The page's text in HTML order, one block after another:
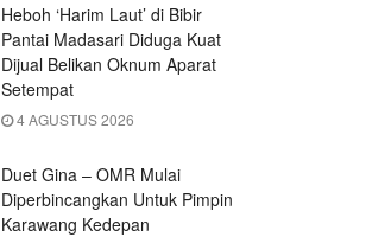
Heboh ‘Harim Laut’ di Bibir
Pantai Madasari Diduga Kuat
Dijual Belikan Oknum Aparat
Setempat
4 AGUSTUS 2026
Duet Gina – OMR Mulai
Diperbincangkan Untuk Pimpin
Karawang Kedepan